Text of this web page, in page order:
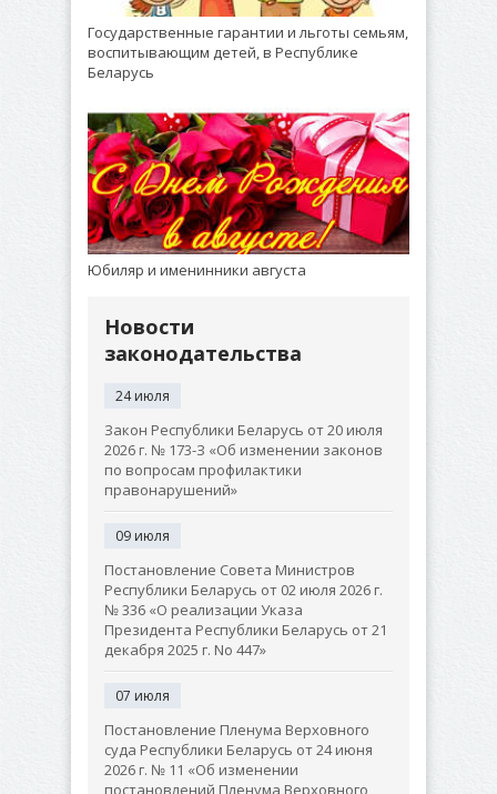
Государственные гарантии и льготы семьям,
воспитывающим детей, в Республике
Беларусь
Юбиляр и именинники августа
Новости
законодательства
24 июля
Закон Республики Беларусь от 20 июля
2026 г. № 173-З «Об изменении законов
по вопросам профилактики
правонарушений»
09 июля
Постановление Совета Министров
Республики Беларусь от 02 июля 2026 г.
№ 336 «О реализации Указа
Президента Республики Беларусь от 21
декабря 2025 г. No 447»
07 июля
Постановление Пленума Верховного
суда Республики Беларусь от 24 июня
2026 г. № 11 «Об изменении
постановлений Пленума Верховного